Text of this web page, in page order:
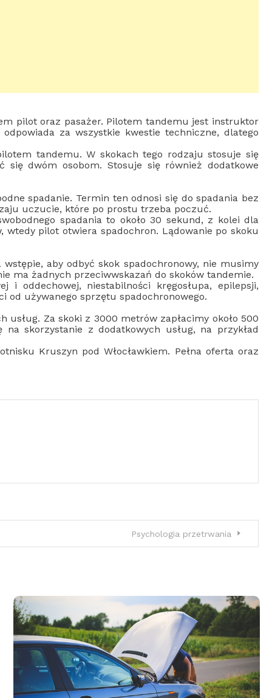
pilot oraz pasażer. Pilotem tandemu jest instruktor
za wszystkie kwestie techniczne, dlatego
tandemu. W skokach tego rodzaju stosuje się
dwóm osobom. Stosuje się również dodatkowe
spadanie. Termin ten odnosi się do spadania bez
uczucie, które po prostu trzeba poczuć.
spadania to około 30 sekund, z kolei dla
wtedy pilot otwiera spadochron. Lądowanie po skoku
aby odbyć skok spadochronowy, nie musimy
ma żadnych przeciwwskazań do skoków tandemie.
i oddechowej, niestabilności kręgosłupa, epilepsji,
od używanego sprzętu spadochronowego.
Za skoki z 3000 metrów zapłacimy około 500
skorzystanie z dodatkowych usług, na przykład
Kruszyn pod Włocławkiem. Pełna oferta oraz
Psychologia przetrwania